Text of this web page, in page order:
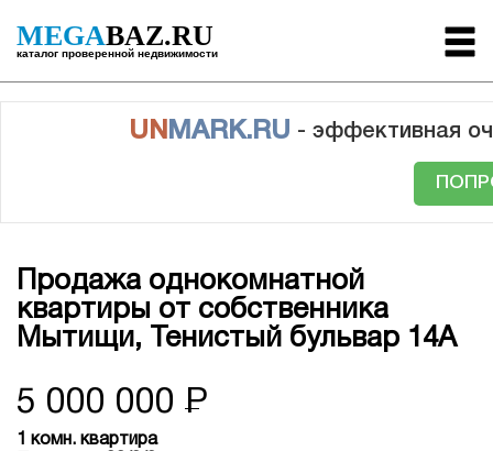
MEGABAZ.RU
каталог проверенной недвижимости
UN MARK.RU - эффективная
Продажа однокомнатной
квартиры от собственника
Мытищи, Тенистый бульвар 14А
5 000 000 Р
1 комн. квартира